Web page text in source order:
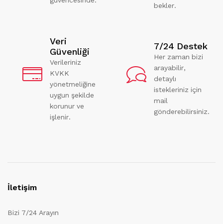
bekler.
Veri
Güvenliği
Verileriniz
KVKK
yönetmeliğine
uygun şekilde
korunur ve
işlenir.
7/24 Destek
Her zaman bizi
arayabilir,
detaylı
istekleriniz için
mail
gönderebilirsiniz.
İletişim
Bizi 7/24 Arayın